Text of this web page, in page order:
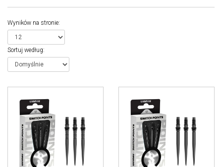
Wyników na stronie:
Sortuj według: